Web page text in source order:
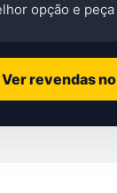
opção e
Ver revendas